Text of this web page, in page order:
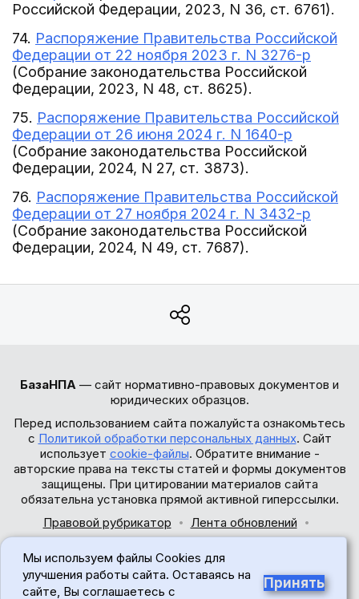
Российской Федерации, 2023, N 36, ст. 6761).
74. Распоряжение Правительства Российской
Федерации от 22 ноября 2023 г. N 3276-р
(Собрание законодательства Российской
Федерации, 2023, N 48, ст. 8625).
75. Распоряжение Правительства Российской
Федерации от 26 июня 2024 г. N 1640-р
(Собрание законодательства Российской
Федерации, 2024, N 27, ст. 3873).
76. Распоряжение Правительства Российской
Федерации от 27 ноября 2024 г. N 3432-р
(Собрание законодательства Российской
Федерации, 2024, N 49, ст. 7687).
БазаНПА — сайт нормативно-правовых документов и
юридических образцов.
Перед использованием сайта пожалуйста ознакомьтесь
с Политикой обработки персональных данных. Сайт
использует cookie-файлы. Обратите внимание -
авторские права на тексты статей и формы документов
защищены. При цитировании материалов сайта
обязательна установка прямой активной гиперссылки.
Правовой рубрикатор
Лента обновлений
© 2017-2026
Мы используем файлы Cookies для
улучшения работы сайта. Оставаясь на
сайте, Вы соглашаетесь с
Принять